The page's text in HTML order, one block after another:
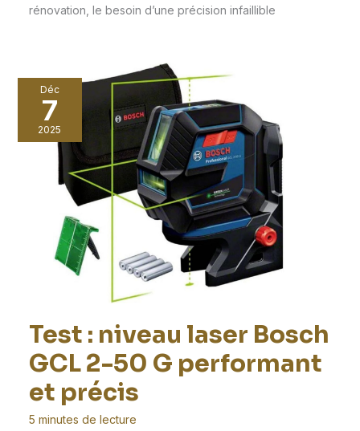
rénovation, le besoin d’une précision infaillible
Déc
7
2025
Test : niveau laser Bosch
GCL 2-50 G performant
et précis
5 minutes de lecture